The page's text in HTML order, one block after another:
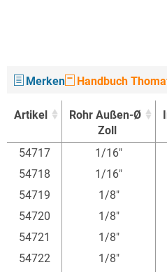
Merken Handbuch
Artikel
Rohr Außen-Ø
Zoll
Artikel
Rohr Außen-Ø
54717 1/16"
54718
1/16"
54719
1/8"
54720
1/8"
54721
1/8"
54722
1/8"